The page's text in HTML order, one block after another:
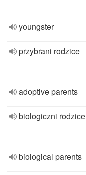
youngster
przybrani rodzice
adoptive parents
biologiczni rodzice
biological parents